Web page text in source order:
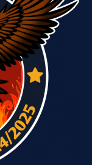
Regionsliga